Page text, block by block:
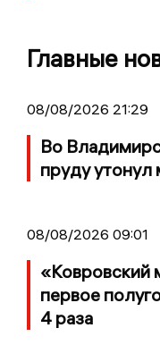
Главные
08/08/2026 21:29
Во
пруду утонул
08/08/2026 09:01
«Ковровский
первое
4 раза